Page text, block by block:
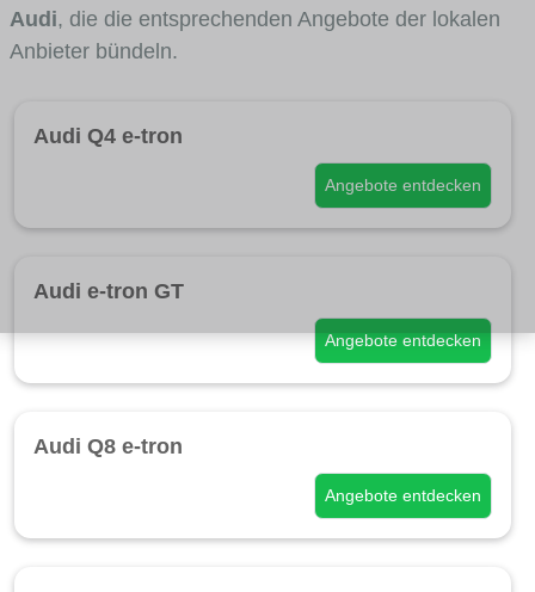
Audi, die die entsprechenden Angebote der lokalen
Anbieter bündeln.
Audi Q4 e-tron
Angebote entdecken
Audi e-tron GT
Angebote entdecken
Audi Q8 e-tron
Angebote entdecken